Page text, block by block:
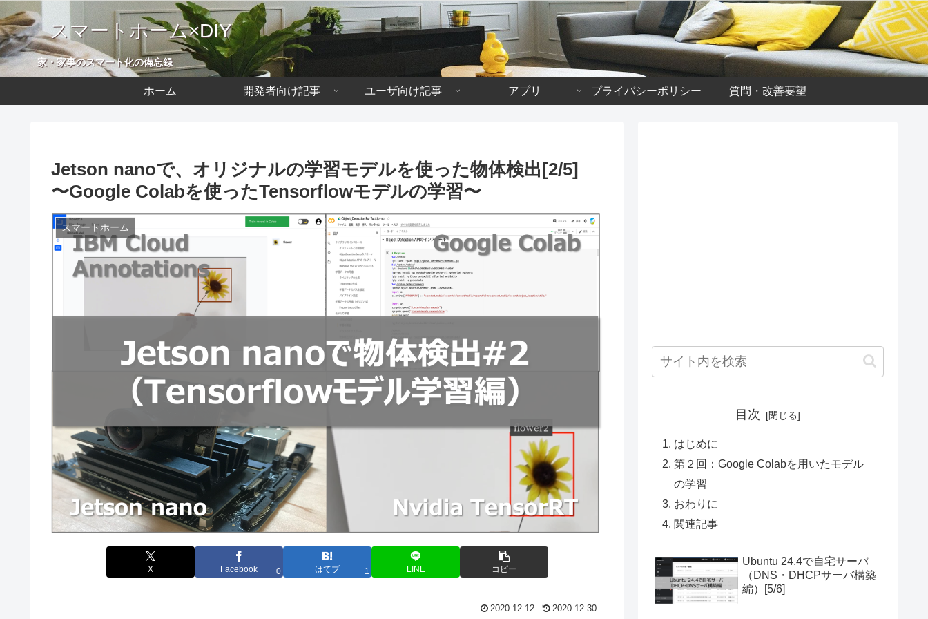
スマートホーム×DIY
家・家事のスマート化の備忘録
ホーム 開発者向け記事 ユーザ向け記事 アプリ プライバシーポリシー 質問・改善要望
Jetson nanoで、オリジナルの学習モデルを使った物体検出[2/5]
〜Google Colabを使ったTensorflowモデルの学習〜
スマートホーム
X Facebook 0 はてブ 1 LINE コピー
2020.12.12 2020.12.30
目次
はじめに
第２回：Google Colabを用いたモデル
の学習
おわりに
関連記事
Ubuntu 24.4で自宅サーバ
（DNS・DHCPサーバ構築
編）[5/6]